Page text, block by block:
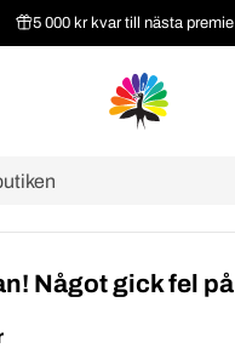
5 000 kr kvar till nästa premie
Något gick fel